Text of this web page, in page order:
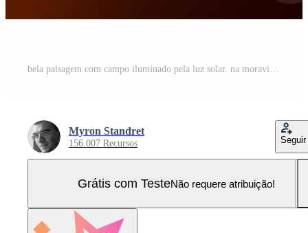
bela paisagem com campo iluminado pela luz solar. na moravia Foto Pro
Myron Standret
156.007 Recursos Seguir
Grátis com TesteNão requere atribuição!